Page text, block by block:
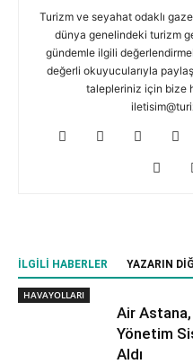
Turizm ve seyahat odaklı
dünya genelindeki turizm
gündemle ilgili
değerli okuyucularıyla
talepleriniz için bize
İLGILI HABERLER YAZARIN
HAVAYOLLARI
Air Astana,
Yönetim
Aldı